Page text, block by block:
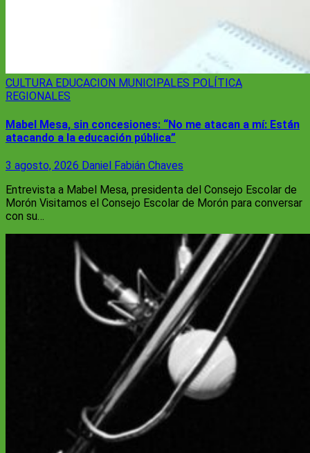
CULTURA EDUCACION MUNICIPALES POLÍTICA
REGIONALES
Mabel Mesa, sin concesiones: “No me atacan a mí: Están
atacando a la educación pública”
3 agosto, 2026 Daniel Fabián Chaves
Entrevista a Mabel Mesa, presidenta del Consejo Escolar de
Morón Visitamos el Consejo Escolar de Morón para conversar
con su…